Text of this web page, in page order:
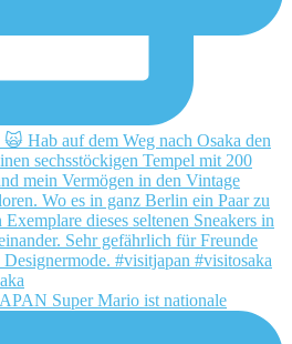
Super Mario ist nationale